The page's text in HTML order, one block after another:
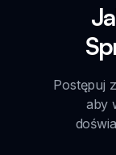
Postępuj
aby